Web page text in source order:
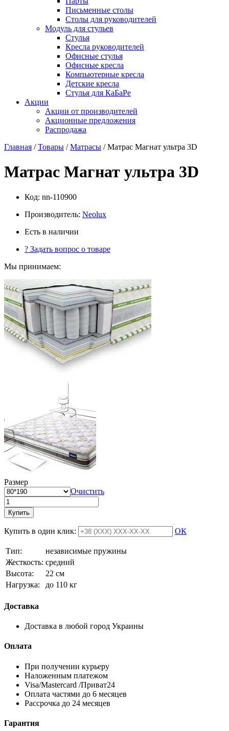
Письменные столы
Столы для руководителей
Модуль для стульев
Стулья
Кресла руководителей
Офисные стулья
Офисные кресла
Компьютерные кресла
Детские кресла
Стулья для КаБаРе
Акции
Акции от производителей
Акционные предложения
Распродажа
Главная /Товары /Матрасы / Матрас Магнат ультра 3D
Матрас Магнат ультра 3D
Код: nn-110900
Производитель: Neolux
Есть в наличии
? Задать вопрос о товаре
Мы принимаем:
Размер
Очистить
Купить
Купить в один клик: ОК
Тип:
независимые пружины
Жесткость: средний
Высотa:
22 см
Нагрузка:
до 110 кг
Доставка
Доставка в любой город Украины
Оплата
При получении курьеру
Наложенным платежом
Visa/Mastercard /Приват24
Оплата частями до 6 месяцев
Рассрочка до 24 месяцев
Гарантия